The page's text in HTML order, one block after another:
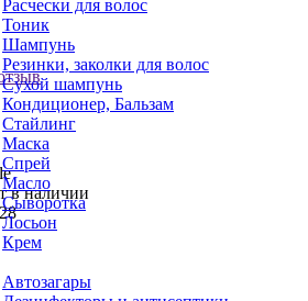
Расчески для волос
Тоник
Шампунь
Резинки, заколки для волос
Сухой шампунь
Кондиционер, Бальзам
Стайлинг
Маска
Спрей
Масло
Сыворотка
Лосьон
Крем
Автозагары
в наличии